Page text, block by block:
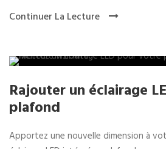
Continuer La Lecture
Rajouter un éclairage
plafond
Apportez une nouvelle dimension à